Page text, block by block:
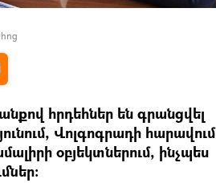
հրդեհներ են գրանցվել
Վոլգոգրադի հարավում
օբյեկտներում, ինչպես